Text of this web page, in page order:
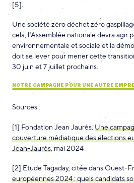
[5].
Une société zéro déchet zéro
cela, l’Assemblée nationale devra agir
environnementale et sociale et la
doit se lever pour mener cette
30 juin et 7 juillet prochains.
NOTRE CAMPAGNE POUR UNE AUTRE
Sources :
[1] Fondation Jean Jaurès, Une
couverture médiatique des élections
Jean-Jaurès , mai 2024
[2] Etude Tagaday, citée dans Ouest-
européennes 2024 : quels candidats